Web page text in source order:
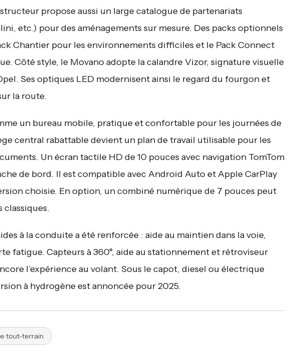
propose aussi un large catalogue de partenariats
etc.) pour des aménagements sur mesure. Des packs optionnels
Chantier pour les environnements difficiles et le Pack Connect
Côté style, le Movano adopte la calandre Vizor, signature visuelle
Ses optiques LED modernisent ainsi le regard du fourgon et
la route.
un bureau mobile, pratique et confortable pour les journées de
central rabattable devient un plan de travail utilisable pour les
Un écran tactile HD de 10 pouces avec navigation TomTom
de bord. Il est compatible avec Android Auto et Apple CarPlay
choisie. En option, un combiné numérique de 7 pouces peut
classiques.
à la conduite a été renforcée : aide au maintien dans la voie,
fatigue. Capteurs à 360°, aide au stationnement et rétroviseur
l’expérience au volant. Sous le capot, diesel ou électrique
à hydrogène est annoncée pour 2025.
tout-terrain